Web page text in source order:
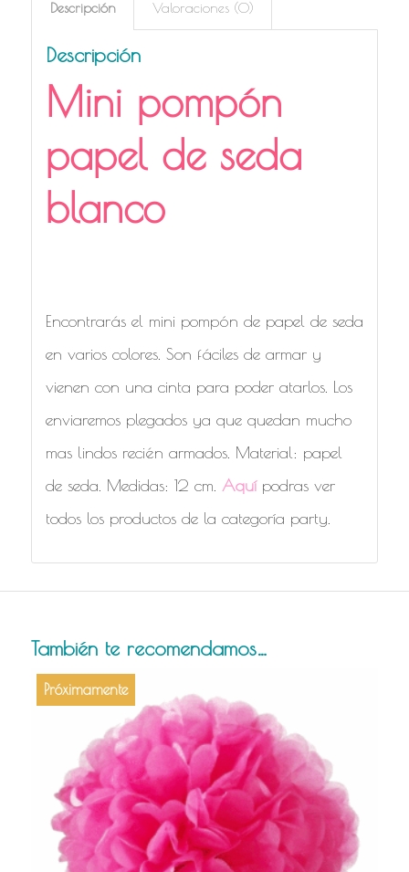
Descripción Valoraciones (0)
Descripción
Mini pompón
papel de seda
blanco
Encontrarás el mini pompón de papel de seda
en varios colores. Son fáciles de armar y
vienen con una cinta para poder atarlos. Los
enviaremos plegados ya que quedan mucho
mas lindos recién armados. Material: papel
de seda. Medidas: 12 cm. Aquí podras ver
todos los productos de la categoría party.
También te recomendamos…
Próximamente